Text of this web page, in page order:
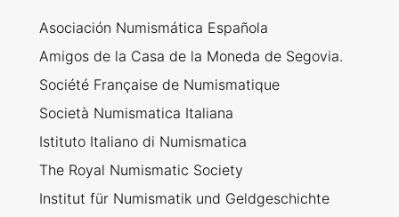
Asociación Numismática Española
Amigos de la Casa de la Moneda de Segovia.
Société Française de Numismatique
Società Numismatica Italiana
Istituto Italiano di Numismatica
The Royal Numismatic Society
Institut für Numismatik und Geldgeschichte